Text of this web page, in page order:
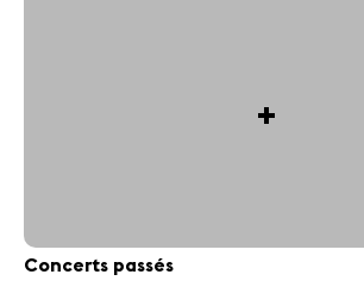
+
Concerts passés